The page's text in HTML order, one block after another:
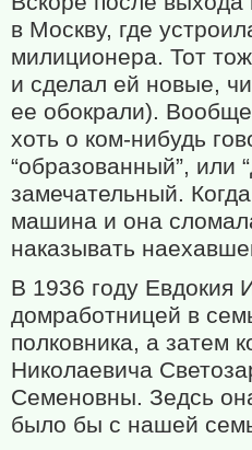
в Москву, где
милиционера. Тот
и сделал ей новые,
ее обокрали).
хоть о ком-нибудь
“образованный”, или
замечательный.
машина и она
наказывать
В 1936 году Евдокия
домработницей в
полковника, а затем
Николаевича
Семеновны. Зедсь
было бы с нашей